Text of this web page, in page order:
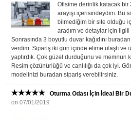
Ofisime derinlik katacak bir
arayışı içerisindeydim. Bu
bilmediğim bir site olduğu
aradım ve detaylar için ilgili
Sonrasında 3 boyutlu duvar kağıdını
verdim. Sipariş iki gün içinde elime ulaştı ve
yaptırdık. Çok güzel durduğunu ve memnun
Resim çözünürlüğü ve canlılığı da çok iyi.
modelinizi buradan sipariş verebilirsiniz.
Oturma Odası İçin İdeal Bir
on 07/01/2019